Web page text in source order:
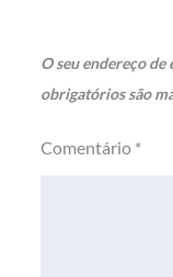
O seu endereço
obrigatórios são
Comentário *